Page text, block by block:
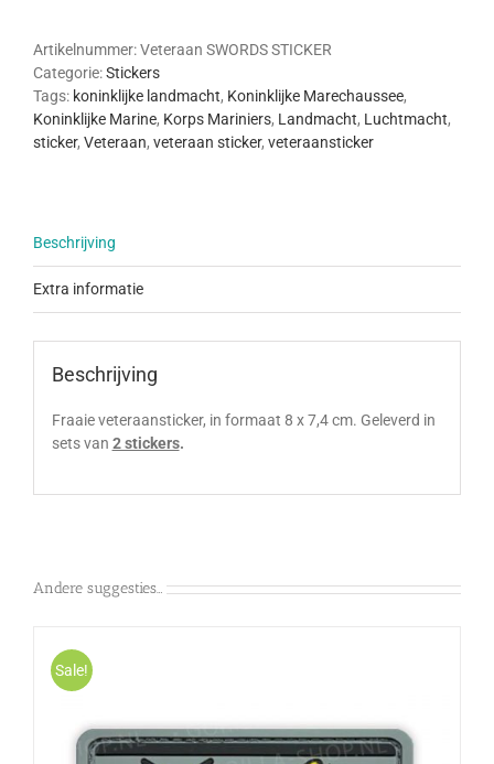
Artikelnummer:Veteraan SWORDS STICKER
Categorie:Stickers
Tags: koninklijke landmacht, Koninklijke Marechaussee,
Koninklijke Marine, Korps Mariniers, Landmacht, Luchtmacht,
sticker, Veteraan, veteraan sticker, veteraansticker
Beschrijving
Extra informatie
Beschrijving
Fraaie veteraansticker, in formaat 8 x 7,4 cm. Geleverd in
sets van 2 stickers.
Andere suggesties…
Sale!